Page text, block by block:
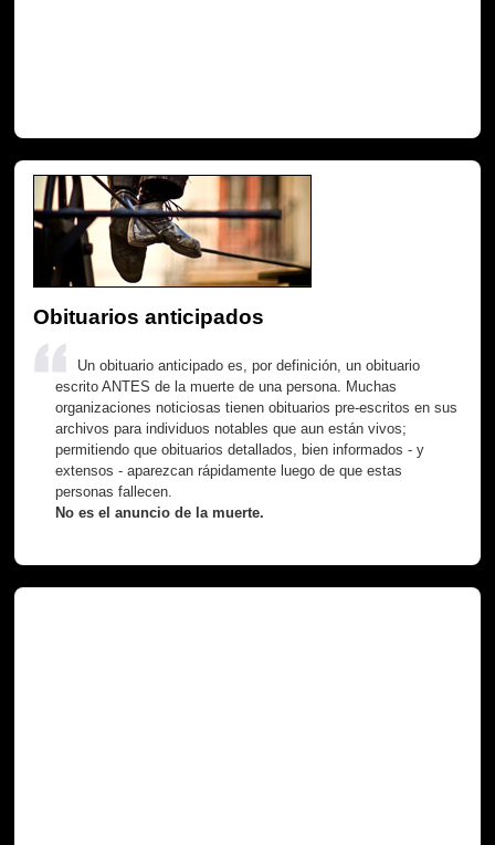
Obituarios anticipados
Un obituario anticipado es, por definición, un obituario
escrito ANTES de la muerte de una persona. Muchas
organizaciones noticiosas tienen obituarios pre-escritos en sus
archivos para individuos notables que aun están vivos;
permitiendo que obituarios detallados, bien informados - y
extensos - aparezcan rápidamente luego de que estas
personas fallecen.
No es el anuncio de la muerte.